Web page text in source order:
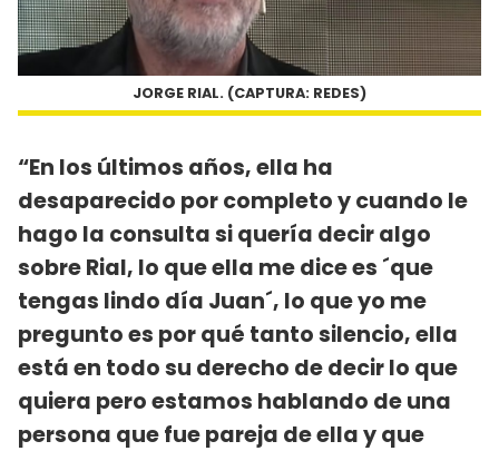
JORGE RIAL. (CAPTURA: REDES)
“En los últimos años, ella ha
desaparecido por completo y cuando le
hago la consulta si quería decir algo
sobre Rial, lo que ella me dice es ´que
tengas lindo día Juan´, lo que yo me
pregunto es por qué tanto silencio, ella
está en todo su derecho de decir lo que
quiera pero estamos hablando de una
persona que fue pareja de ella y que